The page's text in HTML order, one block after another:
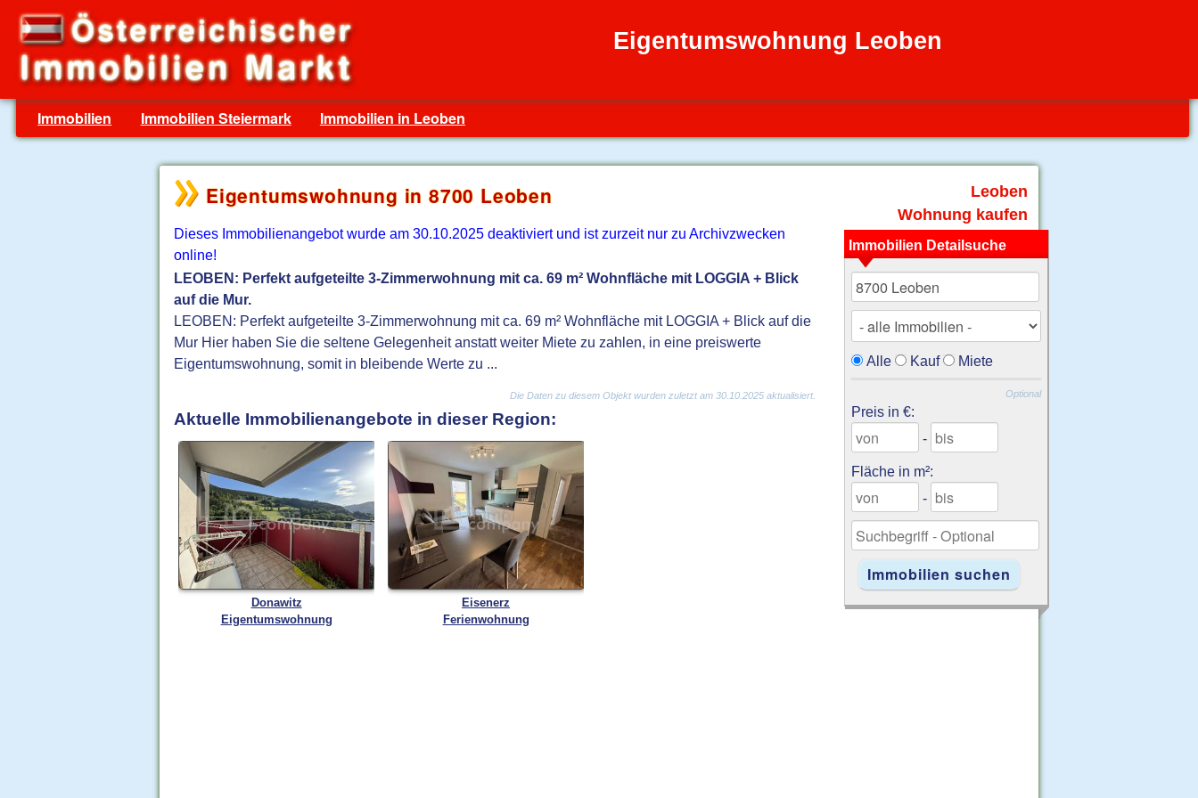
Eigentumswohnung Leoben
Immobilien Immobilien Steiermark Immobilien in Leoben
Eigentumswohnung in 8700 Leoben
Dieses Immobilienangebot wurde am 30.10.2025 deaktiviert und ist zurzeit nur zu Archivzwecken
online!
LEOBEN: Perfekt aufgeteilte 3-Zimmerwohnung mit ca. 69 m² Wohnfläche mit LOGGIA + Blick
auf die Mur.
LEOBEN: Perfekt aufgeteilte 3-Zimmerwohnung mit ca. 69 m² Wohnfläche mit LOGGIA + Blick auf die
Mur Hier haben Sie die seltene Gelegenheit anstatt weiter Miete zu zahlen, in eine preiswerte
Eigentumswohnung, somit in bleibende Werte zu ...
Die Daten zu diesem Objekt wurden zuletzt am 30.10.2025 aktualisiert.
Aktuelle Immobilienangebote in dieser Region:
Donawitz
Eigentumswohnung
Eisenerz
Ferienwohnung
Leoben
Wohnung kaufen
Immobilien Detailsuche
Alle Kauf Miete
Optional
Preis in €:
-
Fläche in m²:
-